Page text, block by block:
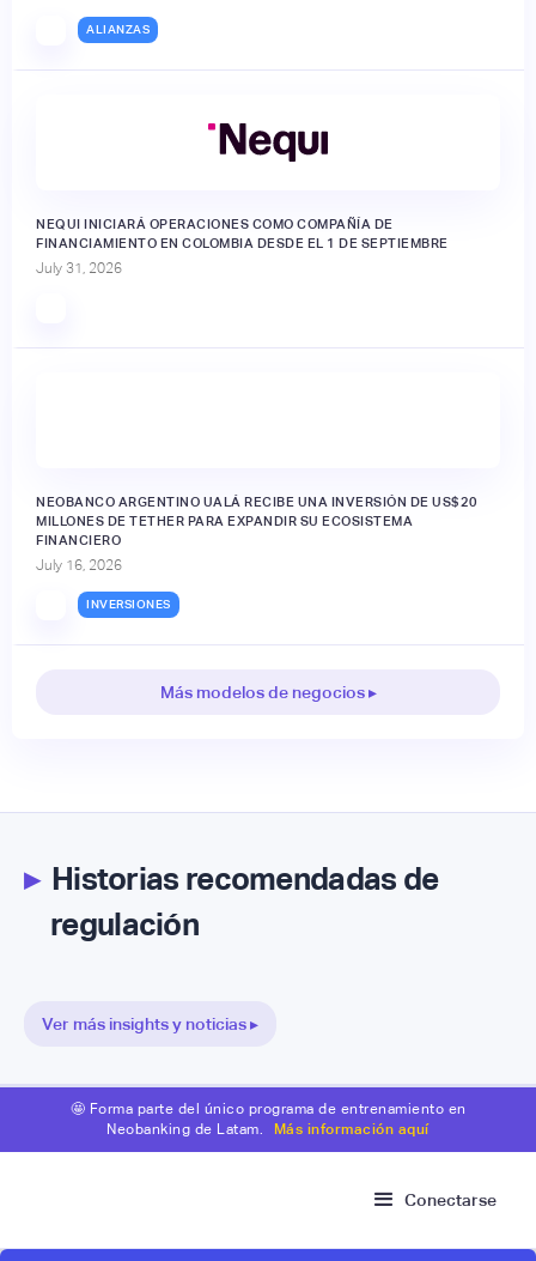
ALIANZAS
NEQUI INICIARÁ OPERACIONES COMO COMPAÑÍA DE
FINANCIAMIENTO EN COLOMBIA DESDE EL 1 DE SEPTIEMBRE
July 31, 2026
NEOBANCO ARGENTINO UALÁ RECIBE UNA INVERSIÓN DE US$20
MILLONES DE TETHER PARA EXPANDIR SU ECOSISTEMA
FINANCIERO
July 16, 2026
INVERSIONES
Más modelos de negocios ▸
▸Historias recomendadas de
regulación
Ver más insights y noticias ▸
🤩 Forma parte del único programa de entrenamiento en
Neobanking de Latam.
Más información aquí
Conectarse